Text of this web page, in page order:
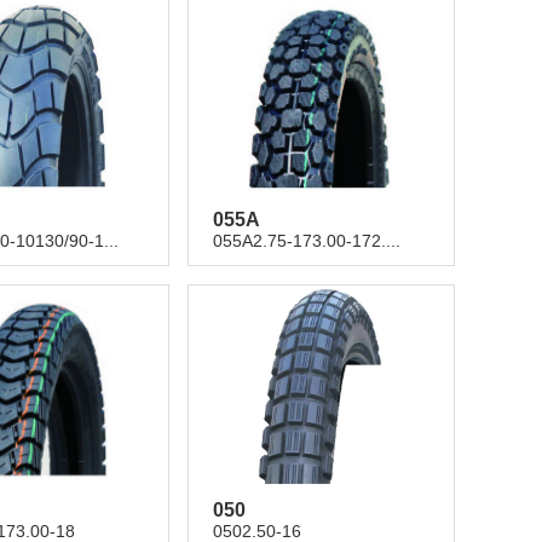
10130/90-1...
055A
055A2.75-173.00-172....
18
050
0502.50-16